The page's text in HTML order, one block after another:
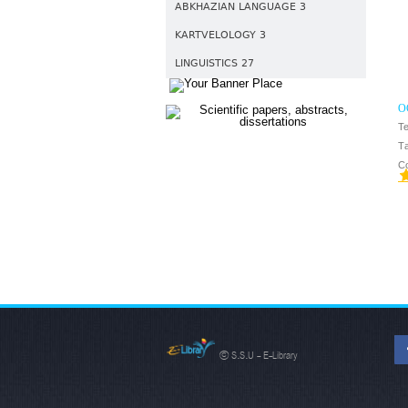
ABKHAZIAN LANGUAGE 3
KARTVELOLOGY 3
LINGUISTICS 27
© S.S.U - E-Library